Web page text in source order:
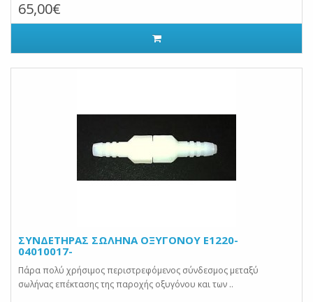
65,00€
ΣΥΝΔΕΤΗΡΑΣ ΣΩΛΗΝΑ ΟΞΥΓΟΝΟΥ Ε1220-
04010017-
Πάρα πολύ χρήσιμος περιστρεφόμενος σύνδεσμος μεταξύ
σωλήνας επέκτασης της παροχής οξυγόνου και των ..